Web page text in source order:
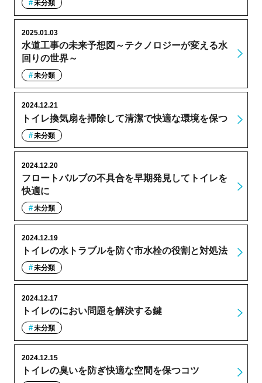
未分類
水道工事の未来予想図～テクノロジーが変える水
回りの世界～
2025.01.03
未分類
トイレ換気扇を掃除して清潔で快適な環境を保つ
2024.12.21
未分類
フロートバルブの不具合を早期発見してトイレを
快適に
2024.12.20
未分類
トイレの水トラブルを防ぐ市水栓の役割と対処法
2024.12.19
未分類
トイレのにおい問題を解決する鍵
2024.12.17
未分類
トイレの臭いを防ぎ快適な空間を保つコツ
2024.12.15